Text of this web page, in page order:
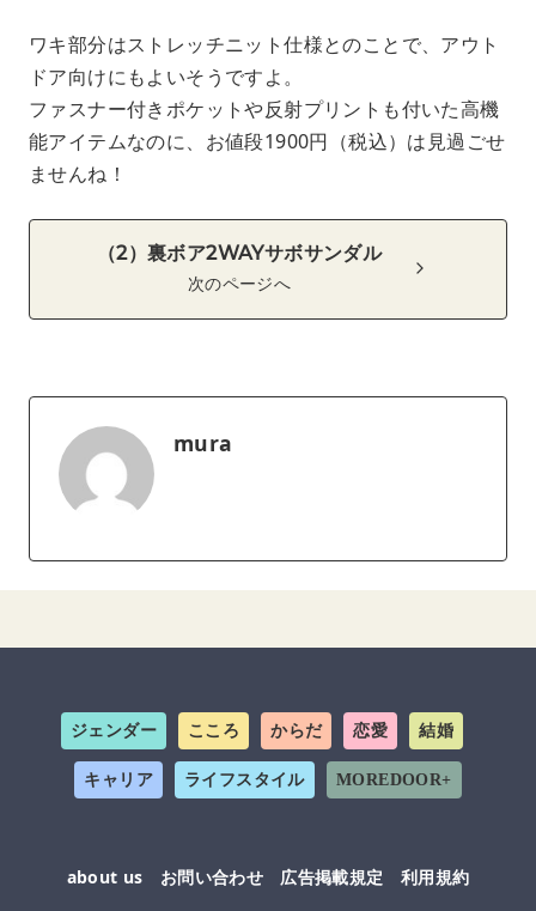
ワキ部分はストレッチニット仕様とのことで、アウト
ドア向けにもよいそうですよ。
ファスナー付きポケットや反射プリントも付いた高機
能アイテムなのに、お値段1900円（税込）は見過ごせ
ませんね！
（2）裏ボア2WAYサボサンダル
次のページへ
mura
ジェンダー こころ からだ 恋愛 結婚
キャリア ライフスタイル MOREDOOR+
about us お問い合わせ 広告掲載規定
利用規約